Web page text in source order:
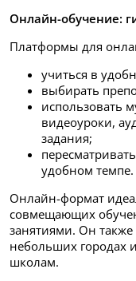
Онлайн-обучение:
Платформы для
учиться в
выбирать
использовать
видеоуроки,
задания;
удобном темпе.
Онлайн-формат
совмещающих
занятиями. Он также
небольших городах
школам.